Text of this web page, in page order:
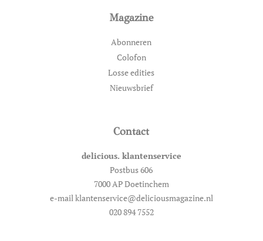
Magazine
Abonneren
Colofon
Losse edities
Nieuwsbrief
Contact
delicious. klantenservice
Postbus 606
7000 AP Doetinchem
e-mail klantenservice@deliciousmagazine.nl
020 894 7552